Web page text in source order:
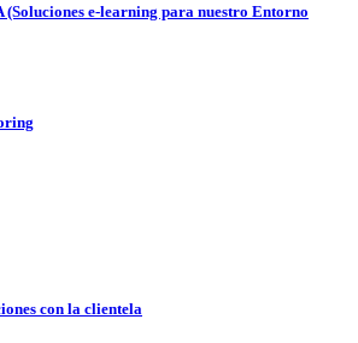
(Soluciones e-learning para nuestro Entorno
con la clientela